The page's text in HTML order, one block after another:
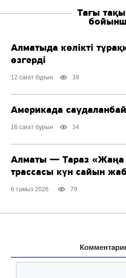
Тағы
Алматыда көлікті
өзгерді
12 сағат бұрын 39
Америкада
16 сағат бұрын 34
Алматы — Тараз «Жаңа
трассасы күн сайын
6 тамыз 2026 79